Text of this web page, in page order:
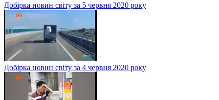
Добірка новин світу за 5 червня 2020 року
Добірка новин світу за 4 червня 2020 року